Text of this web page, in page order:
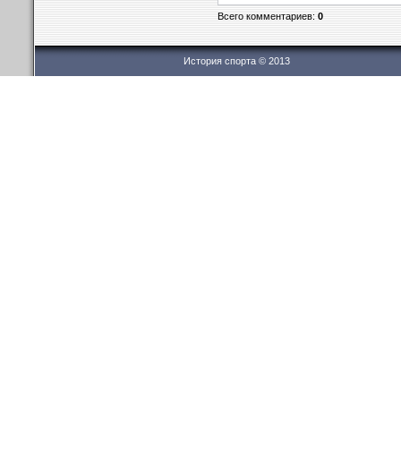
Всего комментариев:0
История спорта © 2013